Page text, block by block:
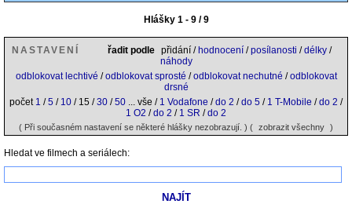
Hlášky 1 - 9 / 9
NASTAVENÍ řadit podle přidání / hodnocení /posílanosti /délky /
náhody
odblokovat lechtivé /odblokovat sprosté /odblokovat nechutné /odblokovat
drsné
počet 1 /5 / 10 / 15 /30 /50 ... vše / 1 Vodafone /do 2 /do 5 / 1 T-Mobile /do 2 /
1 O2 /do 2 / 1 SR /do 2
( Při současném nastavení se některé hlášky nezobrazují. ) ( zobrazit všechny )
Hledat ve filmech a seriálech: